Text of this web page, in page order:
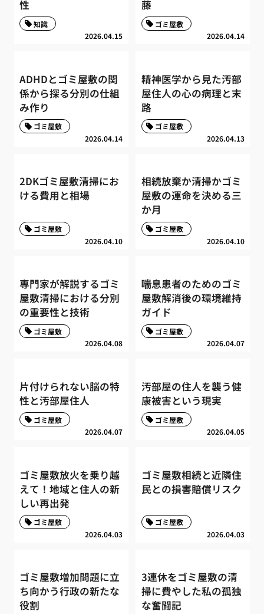
性
2026.04.15
知識
藤
2026.04.14
ゴミ屋敷
ADHDとゴミ屋敷の関
係から探る分別の仕組
み作り
2026.04.14
ゴミ屋敷
精神医学から見た汚部
屋住人の心の病理と末
路
2026.04.13
ゴミ屋敷
2DKゴミ屋敷清掃にお
ける費用と相場
2026.04.10
ゴミ屋敷
相続放棄か清掃かゴミ
屋敷の運命を決める三
か月
2026.04.10
ゴミ屋敷
専門家が解説するゴミ
屋敷清掃における分別
の重要性と技術
2026.04.08
ゴミ屋敷
喘息患者のためのゴミ
屋敷解消後の環境維持
ガイド
2026.04.07
ゴミ屋敷
片付けられない脳の特
性と汚部屋住人
2026.04.07
ゴミ屋敷
汚部屋の住人を襲う健
康被害という現実
2026.04.05
ゴミ屋敷
ゴミ屋敷放火を乗り越
えて！地域と住人の新
しい再出発
2026.04.03
ゴミ屋敷
ゴミ屋敷相続と近隣住
民との損害賠償リスク
2026.04.03
ゴミ屋敷
ゴミ屋敷増加問題に立
ち向かう行政の新たな
役割
3連休をゴミ屋敷の清
掃に費やした私の孤独
な奮闘記